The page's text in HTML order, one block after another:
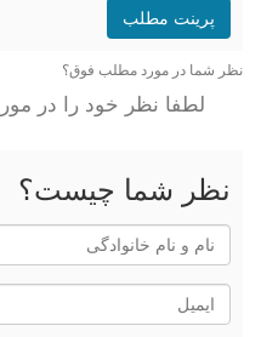
پرینت مطلب
نظر شما در مورد مطلب فوق؟
لطفا نظر خود را در
نظر شما چیست؟